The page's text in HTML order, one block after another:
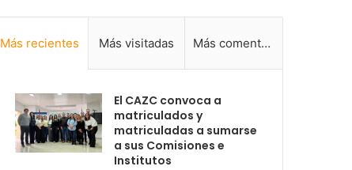
Más recientes Más visitadas Más comentadas
El CAZC convoca a
matriculados y
matriculadas a sumarse
a sus Comisiones e
Institutos